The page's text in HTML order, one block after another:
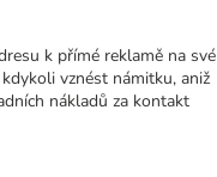
k přímé reklamě na své
vznést námitku, aniž
nákladů za kontakt